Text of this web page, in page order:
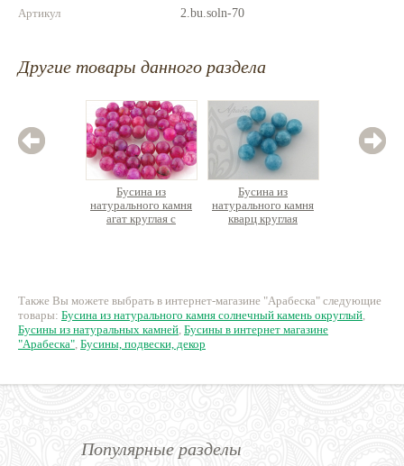
Артикул
2.bu.soln-70
Другие товары данного раздела
Бусина из
натурального камня
агат круглая с
Бусина из
натурального камня
кварц круглая
Также Вы можете выбрать в интернет-магазине "Арабеска" следующие
товары: Бусина из натурального камня солнечный камень округлый,
Бусины из натуральных камней, Бусины в интернет магазине
"Арабеска", Бусины, подвески, декор
Популярные разделы